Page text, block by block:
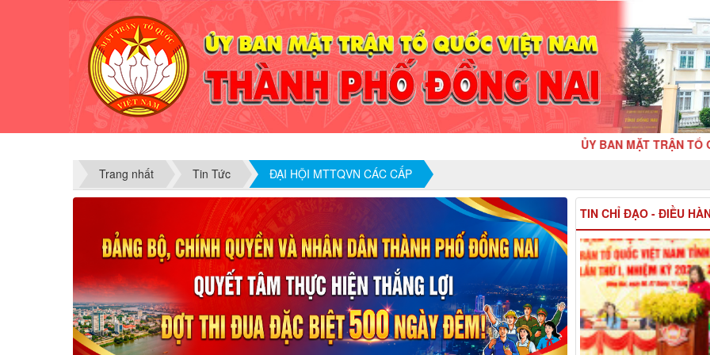
ỦY BAN MẶT TRẬN TỔ QUỐC VIỆT
Trang nhất
Tin Tức ĐẠI HỘI MTTQVN CÁC CẤP
TIN CHỈ ĐẠO - ĐIỀU